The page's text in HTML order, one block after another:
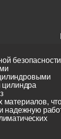
безопасности
цилиндра
материалов,
надежную